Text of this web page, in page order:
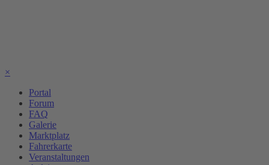
×
Portal
Forum
FAQ
Galerie
Marktplatz
Fahrerkarte
Veranstaltungen